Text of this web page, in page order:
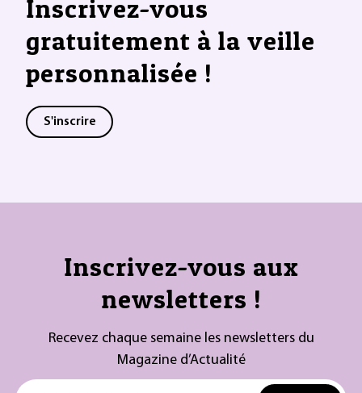
Inscrivez-vous
gratuitement à la veille
personnalisée !
S'inscrire
Inscrivez-vous aux
newsletters !
Recevez chaque semaine les newsletters du
Magazine d’Actualité